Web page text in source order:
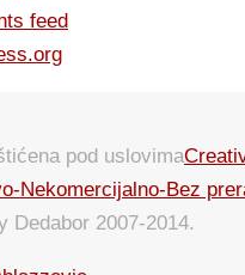
feed
pod uslovima
Nekomercijalno-Bez
Dedabor 2007-2014.